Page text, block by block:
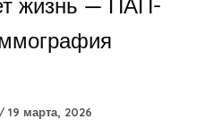
/ 19 марта, 2026